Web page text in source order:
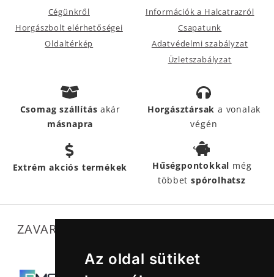
Az oldal sütiket
Cégünkről
Horgászbolt elérhetőségei
Oldaltérkép
Információk a Halcatrazról
Csapatunk
Adatvédelmi szabályzat
Üzletszabályzat
Csomag szállításakár
másnapra
Horgásztársak a vonalak
végén
Extrém akciós termékek Hűségpontokkal még
többetspórolhatsz
ZAVARTALAN MŰKÖDÉSÜNKET SEGÍTIK